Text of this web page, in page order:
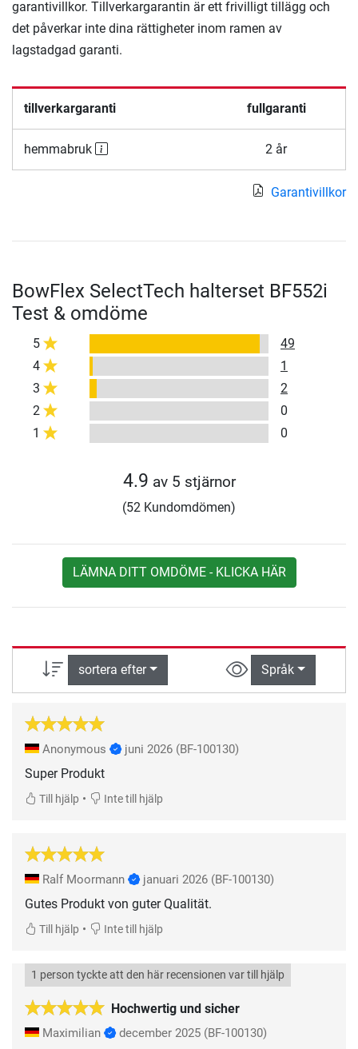
garantivillkor. Tillverkargarantin är ett frivilligt tillägg och
det påverkar inte dina rättigheter inom ramen av
lagstadgad garanti.
tillverkargaranti fullgaranti
hemmabruk 2 år
Garantivillkor
BowFlex SelectTech halterset BF552i
Test & omdöme
5
49
4
1
3
2
2
0
1
0
4.9 av 5 stjärnor
(52 Kundomdömen)
LÄMNA DITT OMDÖME - KLICKA HÄR
sortera efter Språk
Anonymous juni 2026 (BF-100130)
Super Produkt
Till hjälp • Inte till hjälp
Ralf Moormann januari 2026 (BF-100130)
Gutes Produkt von guter Qualität.
Till hjälp • Inte till hjälp
Hochwertig und sicher
1 person tyckte att den här recensionen var till hjälp
Maximilian december 2025 (BF-100130)